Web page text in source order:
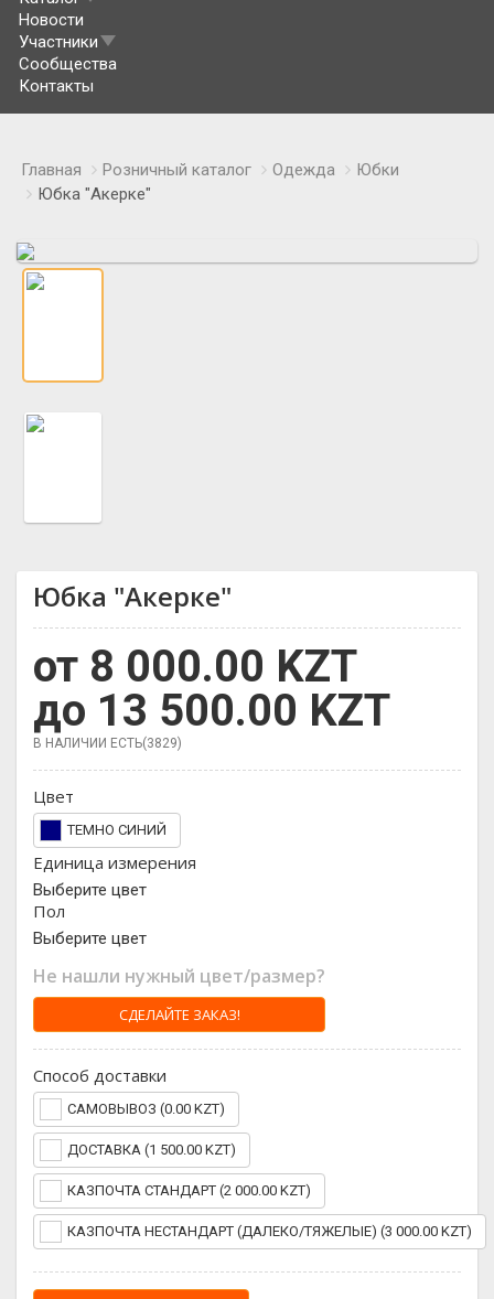
Новости
Участники
Сообщества
Контакты
Главная Розничный каталог Одежда
Юбки
Юбка "Акерке"
Юбка "Акерке"
от 8 000.00 KZT
до 13 500.00 KZT
В НАЛИЧИИ ЕСТЬ(3829)
Цвет
ТЕМНО СИНИЙ
Единица измерения
Выберите цвет
Пол
Выберите цвет
Не нашли нужный цвет/размер?
СДЕЛАЙТЕ ЗАКАЗ!
Способ доставки
САМОВЫВОЗ (0.00 KZT)
ДОСТАВКА (1 500.00 KZT)
КАЗПОЧТА СТАНДАРТ (2 000.00 KZT)
КАЗПОЧТА НЕСТАНДАРТ (ДАЛЕКО/ТЯЖЕЛЫЕ) (3 000.00 KZT)